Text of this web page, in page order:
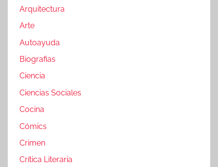
Arquitectura
Arte
Autoayuda
Biografias
Ciencia
Ciencias Sociales
Cocina
Cómics
Crimen
Crítica Literaria